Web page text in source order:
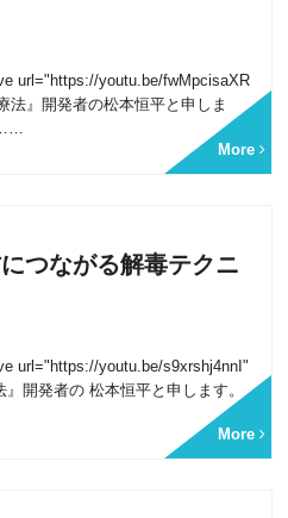
url="https://youtu.be/fwMpcisaXR
』開発者の松本恒平と申しま
More
つながる解毒テクニ
url="https://youtu.be/s9xrshj4nnI"
開発者の 松本恒平と申します。
More